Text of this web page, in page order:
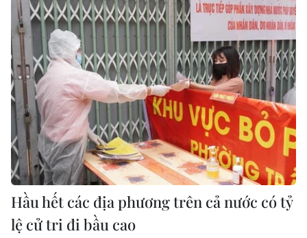
Hầu hết các địa phương trên cả nước có tỷ
lệ cử tri đi bầu cao